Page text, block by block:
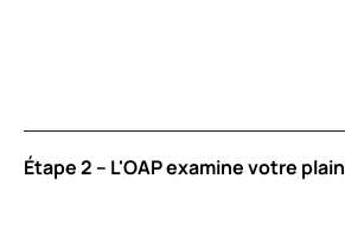
Étape 2 – L'OAP examine votre